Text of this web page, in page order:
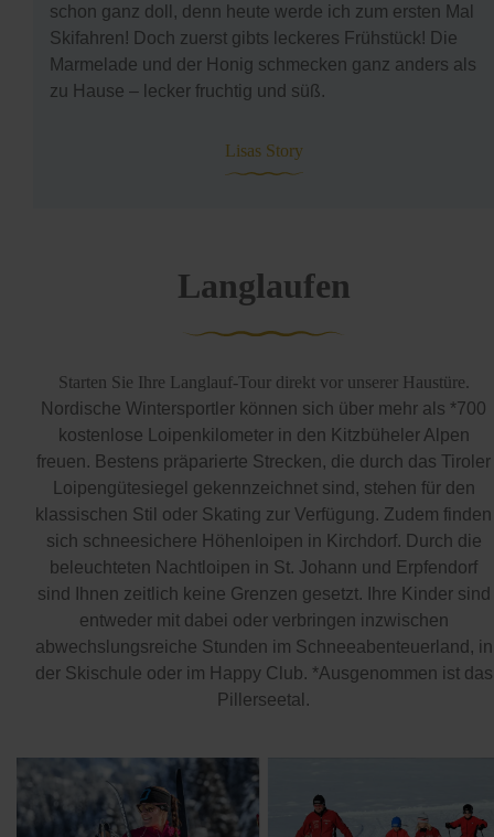
schon ganz doll, denn heute werde ich zum ersten Mal
Skifahren! Doch zuerst gibts leckeres Frühstück! Die
Marmelade und der Honig schmecken ganz anders als
zu Hause – lecker fruchtig und süß.
Lisas Story
Langlaufen
Starten Sie Ihre Langlauf-Tour direkt vor unserer Haustüre.
Nordische Wintersportler können sich über mehr als *700
kostenlose Loipenkilometer in den Kitzbüheler Alpen
freuen. Bestens präparierte Strecken, die durch das Tiroler
Loipengütesiegel gekennzeichnet sind, stehen für den
klassischen Stil oder Skating zur Verfügung. Zudem finden
sich schneesichere Höhenloipen in Kirchdorf. Durch die
beleuchteten Nachtloipen in St. Johann und Erpfendorf
sind Ihnen zeitlich keine Grenzen gesetzt. Ihre Kinder sind
entweder mit dabei oder verbringen inzwischen
abwechslungsreiche Stunden im Schneeabenteuerland, in
der Skischule oder im Happy Club. *Ausgenommen ist das
Pillerseetal.